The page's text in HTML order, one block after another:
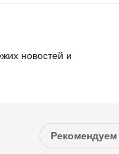
новостей и